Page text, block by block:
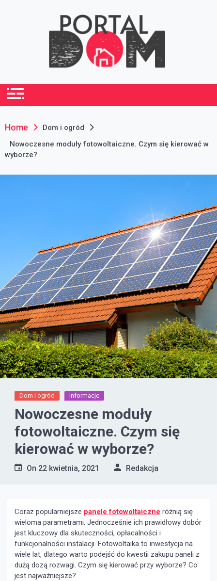
portaldom.com.pl
Home
Dom i ogród
Nowoczesne moduły fotowoltaiczne. Czym się kierować w
wyborze?
Dom i ogród Informacje
Nowoczesne moduły
fotowoltaiczne. Czym się
kierować w wyborze?
On 22 kwietnia, 2021 Redakcja
Coraz popularniejsze panele fotowoltaiczne różnią się
wieloma parametrami. Jednocześnie ich prawidłowy dobór
jest kluczowy dla skuteczności, opłacalności i
funkcjonalności instalacji. Fotowoltaika to inwestycja na
wiele lat, dlatego warto podejść do kwestii zakupu paneli z
dużą dozą rozwagi. Czym się kierować przy wyborze? Co
jest najważniejsze?